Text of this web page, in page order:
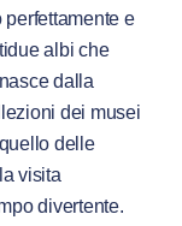
e
albi che
dalla
dei musei
delle
visita
divertente.